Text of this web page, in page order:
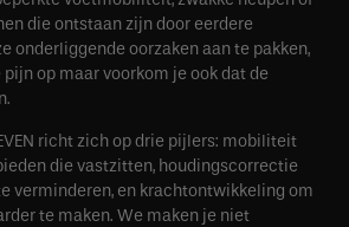
die ontstaan zijn door eerdere
onderliggende oorzaken aan te pakken,
op maar voorkom je ook dat de
richt zich op drie pijlers: mobiliteit
die vastzitten, houdingscorrectie
verminderen, en krachtontwikkeling om
te maken. We maken je niet